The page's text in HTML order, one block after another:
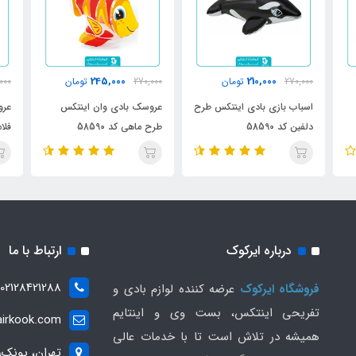
270,000
210,000 تومان
اسباب بازی بادی اینتکس طرح
دلفین کد 58590
270,000
245,000 تومان
عروسک بادی وان اینتکس
طرح ماهی کد 58590
درباره ایرکوک
فروشگاه ایرکوک عرضه کننده لوازم بادی و
تفریحی اینتکس، بست وی و اینتایم
همیشه در تلاش است تا با خدمات عالی
ارتباط با ما
02128421288